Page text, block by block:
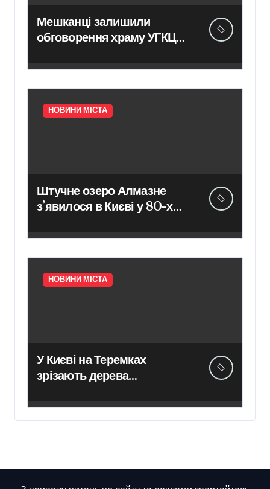
Мешканці залишили
обговорення храму УГКЦ
так і не відбулася –
Актуальні новини Києва
сьогодні
НОВИНИ МІСТА
Штучне озеро Алмазне
з’явилося в Києві у 80-х
НОВИНИ МІСТА
У Києві на Теремках
зрізають дерева
від британських партнерів
для потреб Збройних сил